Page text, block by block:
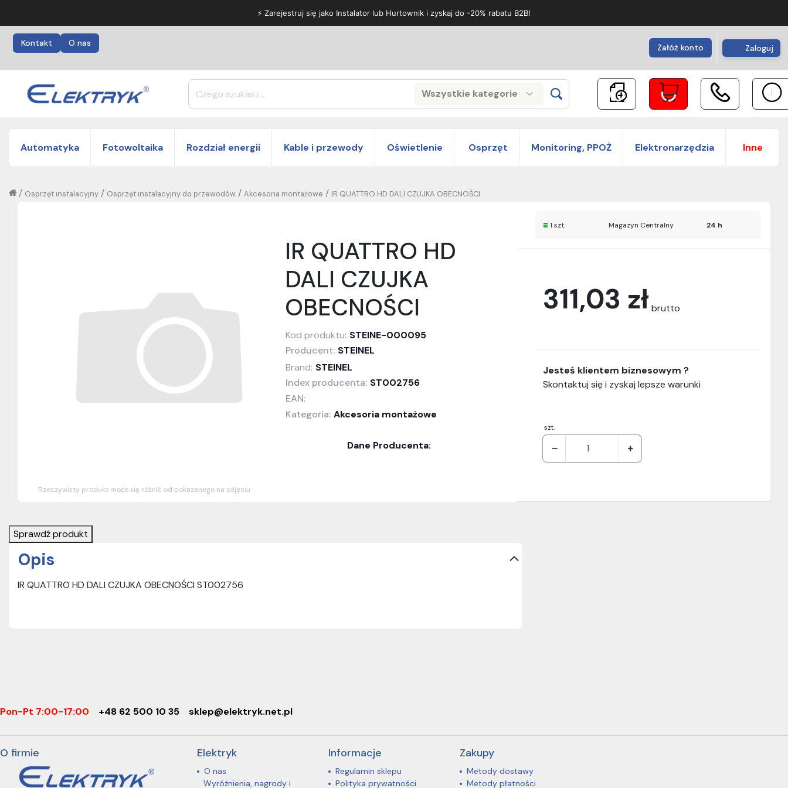
⚡ Zarejestruj się jako Instalator lub Hurtownik i zyskaj do -20% rabatu B2B!
Kontakt O nas Załóż konto Zaloguj
Wszystkie kategorie
Search
Automatyka Fotowoltaika Rozdział energii Kable i przewody Oświetlenie Osprzęt Monitoring, PPOŻ Elektronarzędzia Inne
IR QUATTRO HD DALI CZUJKA OBECNOŚCI
/
Akcesoria montażowe
/
Osprzęt instalacyjny do przewodów
/
Osprzęt instalacyjny
/
Rzeczywisty produkt może się różnić od pokazanego na zdjęciu
IR QUATTRO HD
DALI CZUJKA
OBECNOŚCI
Kod produktu: STEINE-000095
Producent: STEINEL
Brand: STEINEL
Index producenta: ST002756
EAN:
Kategoria: Akcesoria montażowe
Dane Producenta:
311,03 zł brutto
szt.
Jesteś klientem biznesowym ?
Skontaktuj się i zyskaj lepsze warunki
1 szt. Magazyn Centralny 24 h
Sprawdź produkt
Opis
IR QUATTRO HD DALI CZUJKA OBECNOŚCI ST002756
Pon-Pt 7:00-17:00 +48 62 500 10 35 sklep@elektryk.net.pl
O firmie Elektryk
O nas
Wyróżnienia, nagrody i
Informacje
Regulamin sklepu
Polityka prywatności
Zakupy
Metody dostawy
Metody płatności